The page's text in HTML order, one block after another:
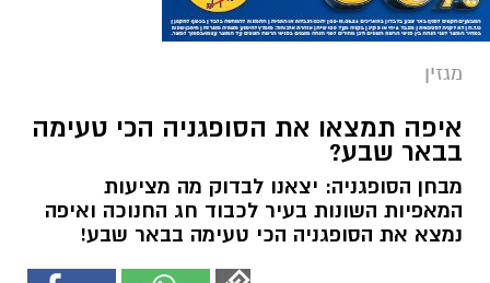
מגזין
איפה תמצאו את הסופגניה הכי טעימה
בבאר שבע?
מבחן הסופגניה: יצאנו לבדוק מה מציעות
המאפיות השונות בעיר לכבוד חג החנוכה ואיפה
נמצא את הסופגניה הכי טעימה בבאר שבע!